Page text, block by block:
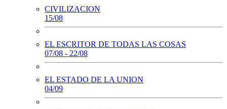
CIVILIZACION
15/08
EL ESCRITOR DE TODAS LAS COSAS
07/08 - 22/08
EL ESTADO DE LA UNION
04/09